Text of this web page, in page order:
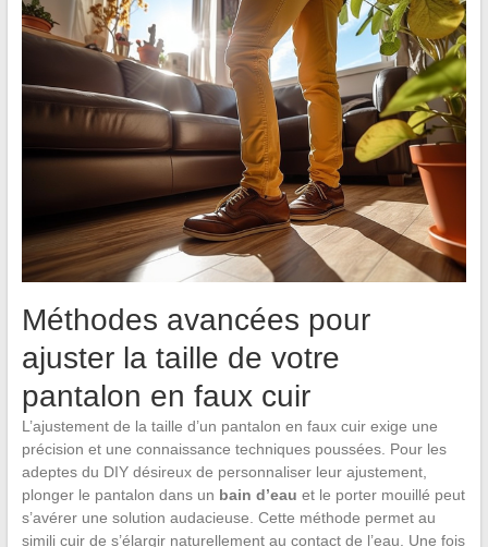
Méthodes avancées pour
ajuster la taille de votre
pantalon en faux cuir
L’ajustement de la taille d’un pantalon en faux cuir exige une
précision et une connaissance techniques poussées. Pour les
adeptes du DIY désireux de personnaliser leur ajustement,
plonger le pantalon dans un bain d’eau et le porter mouillé peut
s’avérer une solution audacieuse. Cette méthode permet au
simili cuir de s’élargir naturellement au contact de l’eau. Une fois